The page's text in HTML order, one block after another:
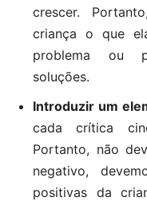
crescer.
criança o que
problema ou
soluções.
Introduzir um
cada crítica
Portanto, não
negativo,
positivas da